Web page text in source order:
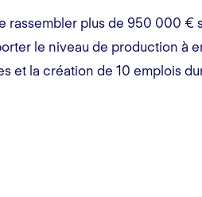
plus de 950 000 €
le niveau de production
et la création de 10 emplois